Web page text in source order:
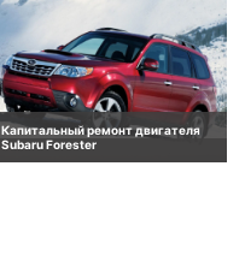
Капитальный ремонт двигателя
Subaru Forester